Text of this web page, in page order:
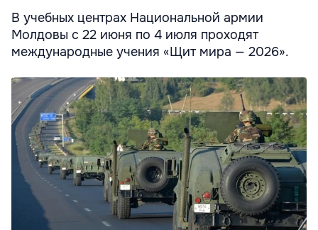
В учебных центрах Национальной армии
Молдовы с 22 июня по 4 июля проходят
международные учения «Щит мира — 2026».